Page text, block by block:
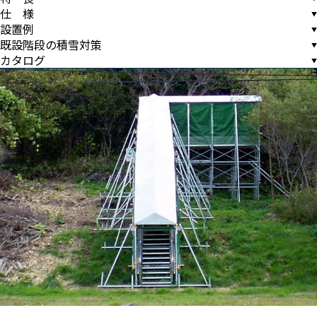
仕 様
設置例
既設階段の積雪対策
カタログ